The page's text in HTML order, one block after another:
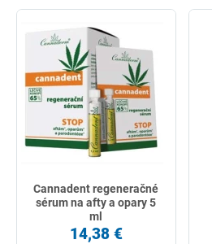
Cannadent regeneračné
sérum na afty a opary 5
ml
14,38 €